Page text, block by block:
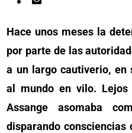
Hace unos meses la
por parte de las
a un largo cautiverio, en
al mundo en vilo. Lejos
Assange asomaba
disparando